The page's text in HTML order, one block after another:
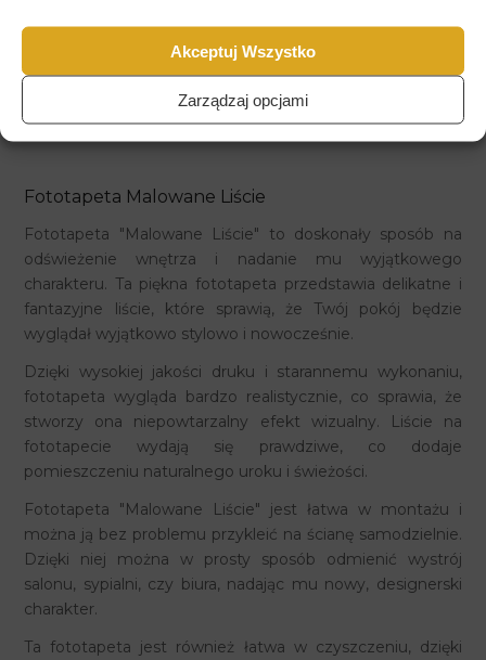
Akceptuj Wszystko
Zarządzaj opcjami
Fototapeta Malowane Liście
Fototapeta "Malowane Liście" to doskonały sposób na
odświeżenie wnętrza i nadanie mu wyjątkowego
charakteru. Ta piękna fototapeta przedstawia delikatne i
fantazyjne liście, które sprawią, że Twój pokój będzie
wyglądał wyjątkowo stylowo i nowocześnie.
Dzięki wysokiej jakości druku i starannemu wykonaniu,
fototapeta wygląda bardzo realistycznie, co sprawia, że
stworzy ona niepowtarzalny efekt wizualny. Liście na
fototapecie wydają się prawdziwe, co dodaje
pomieszczeniu naturalnego uroku i świeżości.
Fototapeta "Malowane Liście" jest łatwa w montażu i
można ją bez problemu przykleić na ścianę samodzielnie.
Dzięki niej można w prosty sposób odmienić wystrój
salonu, sypialni, czy biura, nadając mu nowy, designerski
charakter.
Ta fototapeta jest również łatwa w czyszczeniu, dzięki